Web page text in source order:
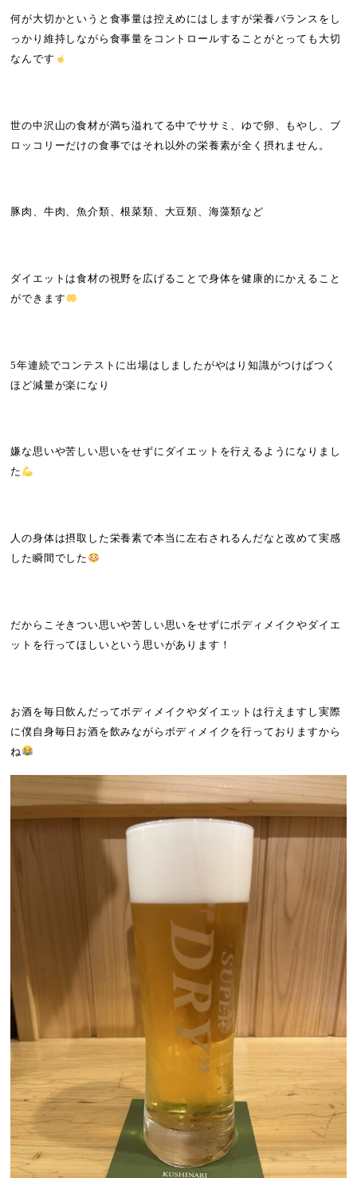
何が大切かというと食事量は控えめにはしますが栄養バランスをし
っかり維持しながら食事量をコントロールすることがとっても大切
なんです
世の中沢山の食材が満ち溢れてる中でササミ、ゆで卵、もやし、ブ
ロッコリーだけの食事ではそれ以外の栄養素が全く摂れません。
豚肉、牛肉、魚介類、根菜類、大豆類、海藻類など
ダイエットは食材の視野を広げることで身体を健康的にかえること
ができます
5年連続でコンテストに出場はしましたがやはり知識がつけばつく
ほど減量が楽になり
嫌な思いや苦しい思いをせずにダイエットを行えるようになりまし
た
人の身体は摂取した栄養素で本当に左右されるんだなと改めて実感
した瞬間でした
だからこそきつい思いや苦しい思いをせずにボディメイクやダイエ
ットを行ってほしいという思いがあります！
お酒を毎日飲んだってボディメイクやダイエットは行えますし実際
に僕自身毎日お酒を飲みながらボディメイクを行っておりますから
ね